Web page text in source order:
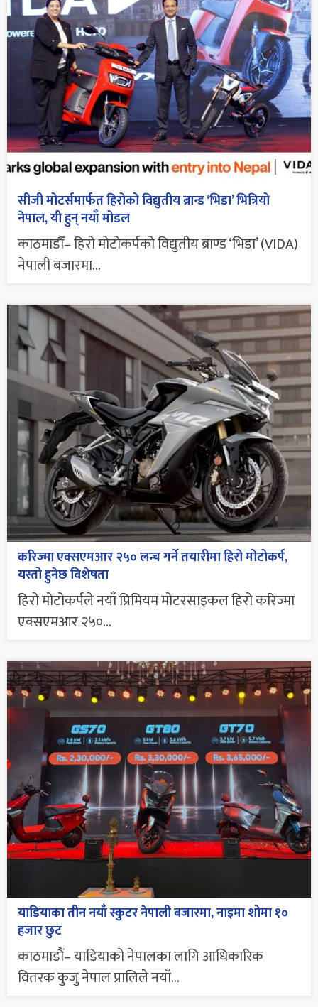
सीजी मोटर्समार्फत हिरोको विद्युतीय ब्रान्ड ‘भिडा’ भित्रियो
नेपाल, यी हुन् नयाँ मोडल
काठमाडौँ– हिरो मोटोकर्पको विद्युतीय ब्राण्ड ‘भिडा’ (VIDA)
नेपाली बजारमा...
करिज्मा एक्सएमआर २५० लन्च गर्ने तयारीमा हिरो मोटोकर्प,
यस्तो हुनेछ विशेषता
हिरो मोटोकर्पले नयाँ प्रिमियम मोटरसाइकल हिरो करिज्मा
एक्सएमआर २५०...
याडियाका तीन नयाँ स्कुटर नेपाली बजारमा, नाइमा शोमा १०
हजार छुट
काठमाडौं– याडियाको नेपालका लागि आधिकारिक
वितरक कुजु नेपाल प्रालिले नयाँ...